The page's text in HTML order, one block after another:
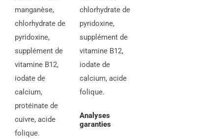
manganèse,
chlorhydrate de
pyridoxine,
supplément de
vitamine B12,
iodate de
calcium,
protéinate de
cuivre, acide
folique.
chlorhydrate de
pyridoxine,
supplément de
vitamine B12,
iodate de
calcium, acide
folique.
Analyses
garanties